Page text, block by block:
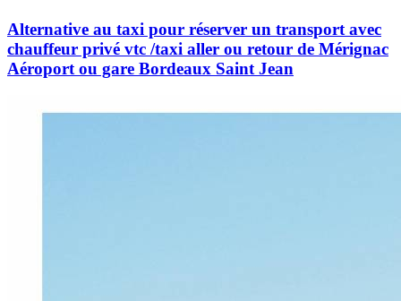
Alternative au taxi pour réserver un transport avec
chauffeur privé vtc /taxi aller ou retour de Mérignac
Aéroport ou gare Bordeaux Saint Jean